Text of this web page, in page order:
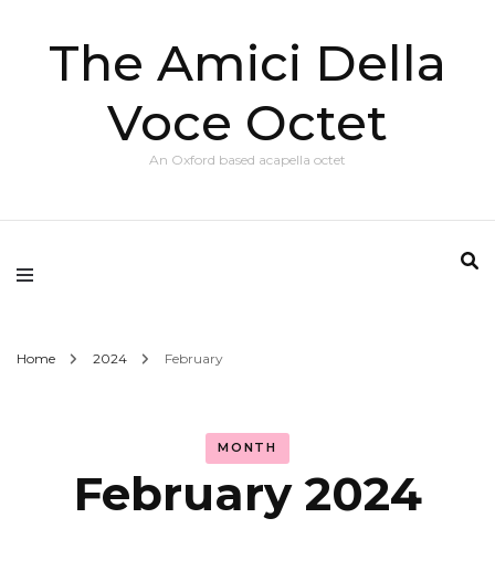
The Amici Della
Voce Octet
An Oxford based acapella octet
Home 2024 February
MONTH
February 2024